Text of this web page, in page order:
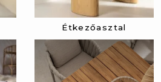
Étkezőasztal